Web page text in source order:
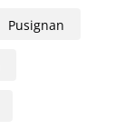
Pusignan